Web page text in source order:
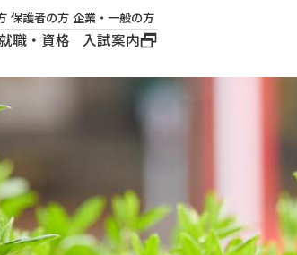
保護者の方 企業・一般の方
職・資格 入試案内
建学の精神
ロゴマーク・公式キ
ャラクター